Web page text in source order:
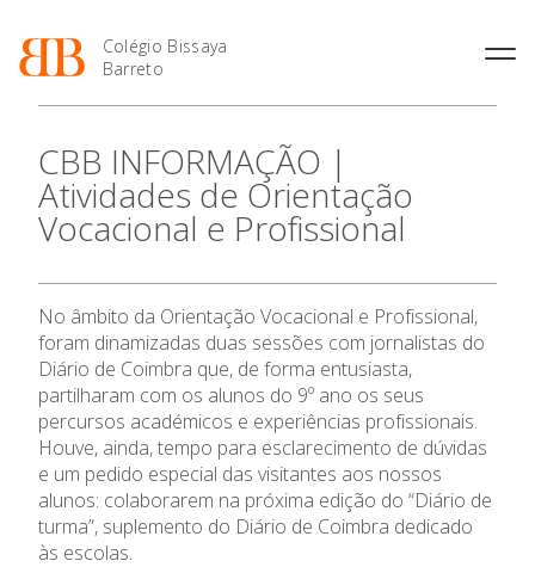
Colégio Bissaya
Barreto
O Colégio
Projeto Educativo
Organização
Colaboradores Docentes
Instalações
Ofertas de emprego
Regulamentos
Jornal “O Coreto”
Privacidade
Oferta Formativa
Enriquecimento Curricular
Oferta Curricular
Atividades Extracurriculares
Atividades de Interrupção
Letiva
Academia de LínguasEnsino Profissional
Profissionais
Matrículas
Horários e Manuais
Termalismo
Curso de Técnico/a de Apoio
à Família e à Comunidade
Ofertas de Emprego
Ano Letivo
2027
Calendários
Portal do Professor
de Educação
SIGE
Secretariado de Exames
Admissão
CBB INFORMAÇÃO |
Atividades de Orientação
Vocacional e Profissional
No âmbito da Orientação Vocacional e Profissional,
foram dinamizadas duas sessões com jornalistas do
Diário de Coimbra que, de forma entusiasta,
partilharam com os alunos do 9º ano os seus
percursos académicos e experiências profissionais.
Houve, ainda, tempo para esclarecimento de dúvidas
e um pedido especial das visitantes aos nossos
alunos: colaborarem na próxima edição do “Diário de
turma”, suplemento do Diário de Coimbra dedicado
às escolas.